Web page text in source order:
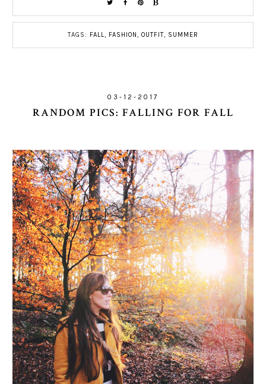
TAGS: FALL, FASHION, OUTFIT, SUMMER
03-12-2017
RANDOM PICS: FALLING FOR FALL